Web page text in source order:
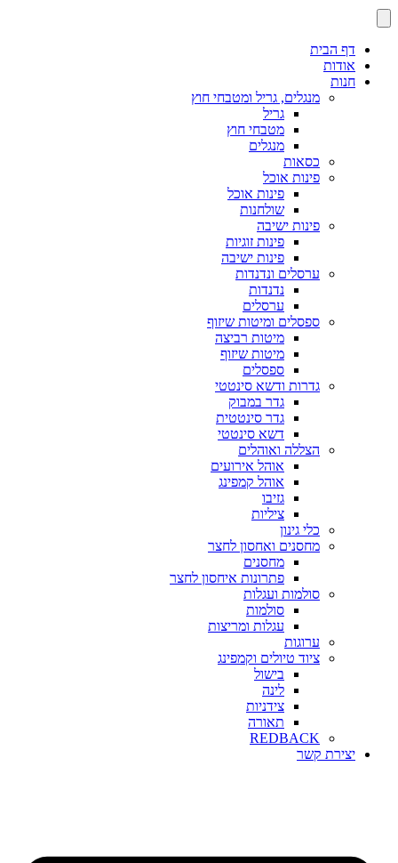
דף הבית
אודות
חנות
מנגלים, גריל ומטבחי חוץ
גריל
מטבחי חוץ
מנגלים
כסאות
פינות אוכל
פינות אוכל
שולחנות
פינות ישיבה
פינות זוגיות
פינות ישיבה
ערסלים ונדנדות
נדנדות
ערסלים
ספסלים ומיטות שיזוף
מיטות רביצה
מיטות שיזוף
ספסלים
גדרות ודשא סינטטי
גדר במבוק
גדר סינטטית
דשא סינטטי
הצללה ואוהלים
אוהל אירועים
אוהל קמפינג
גזיבו
ציליות
כלי גינון
מחסנים ואחסון לחצר
מחסנים
פתרונות איחסון לחצר
סולמות ועגלות
סולמות
עגלות ומריצות
ערוגות
ציוד טיולים וקמפינג
בישול
לינה
צידניות
תאורה
REDBACK
יצירת קשר